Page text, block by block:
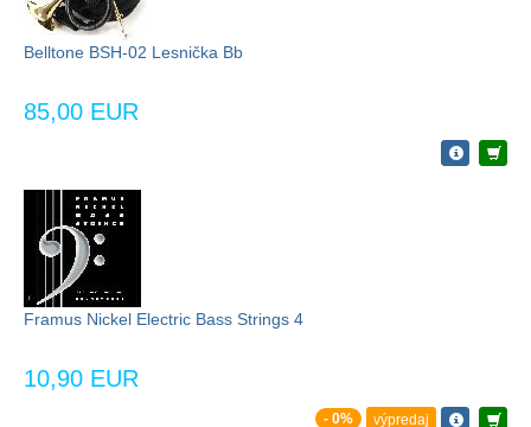
Belltone BSH-02 Lesnička Bb
85,00 EUR
Framus Nickel Electric Bass Strings 4
10,90 EUR
- 0% výpredaj